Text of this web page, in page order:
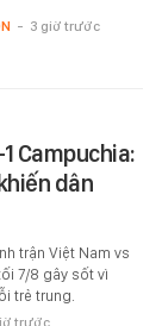
- 3 giờ trước
Campuchia:
dân
trận Việt Nam vs
7/8 gây sốt vì
trẻ trung.
trước